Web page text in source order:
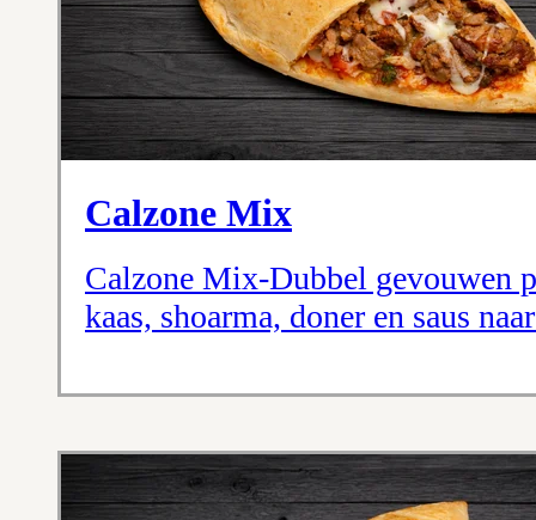
Calzone Mix
Calzone Mix-Dubbel gevouwen
kaas, shoarma, doner en saus